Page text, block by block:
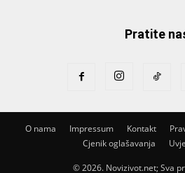
Pratite
O nama Impressum Kontakt
Cjenik oglašavanja
© 2026. Novizivot.net; Sva